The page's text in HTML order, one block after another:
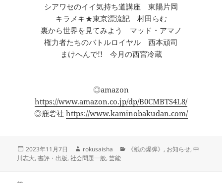
シアワセのイイ気持ち道講座 東陽片岡
キラメキ★東京漂流記 村田らむ
裏から世界を見てみよう マッド・アマノ
権力者たちのバトルロイヤル 西本頑司
まけへんで!! 今月の西宮冷蔵
◎amazon
https://www.amazon.co.jp/dp/B0CMBTS4L8/
◎鹿砦社 https://www.kaminobakudan.com/
投
稿
2023年11月7日
作
成
rokusaisha
カ《紙の爆弾》 , お知らせ,中
川志大,書評・出版,社会問題一般,芸能